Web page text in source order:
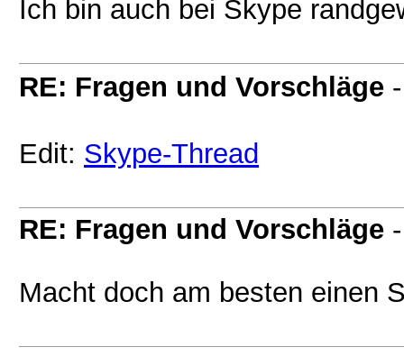
Ich bin auch bei Skype
RE: Fragen und Vorschläge
Edit: Skype-Thread
RE: Fragen und Vorschläge
Macht doch am besten einen